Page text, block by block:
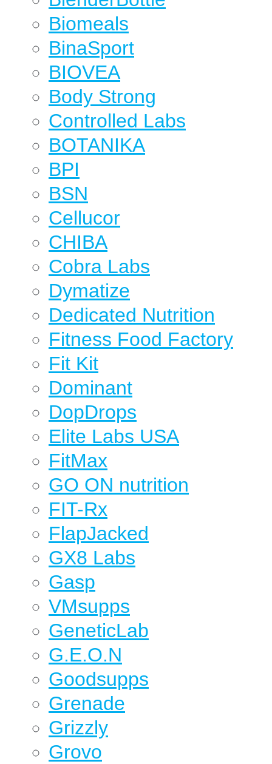
Biomeals
BinaSport
BIOVEA
Body Strong
Controlled Labs
BOTANIKA
BPI
BSN
Cellucor
CHIBA
Cobra Labs
Dymatize
Dedicated Nutrition
Fitness Food Factory
Fit Kit
Dominant
DopDrops
Elite Labs USA
FitMax
GO ON nutrition
FIT-Rx
FlapJacked
GX8 Labs
Gasp
VMsupps
GeneticLab
G.E.O.N
Goodsupps
Grenade
Grizzly
Grovo